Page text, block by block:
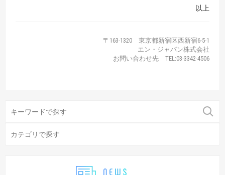
以上
〒163-1320 東京都新宿区西新宿6-5-1
エン・ジャパン株式会社
お問い合わせ先 TEL:03-3342-4506